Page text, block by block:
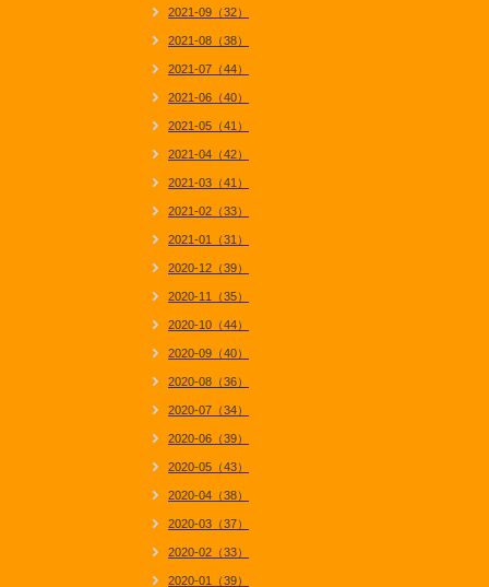
2021-09（32）
2021-08（38）
2021-07（44）
2021-06（40）
2021-05（41）
2021-04（42）
2021-03（41）
2021-02（33）
2021-01（31）
2020-12（39）
2020-11（35）
2020-10（44）
2020-09（40）
2020-08（36）
2020-07（34）
2020-06（39）
2020-05（43）
2020-04（38）
2020-03（37）
2020-02（33）
2020-01（39）